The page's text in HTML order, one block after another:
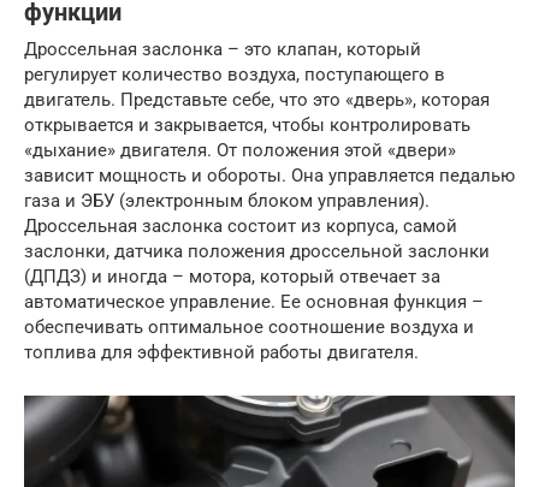
функции
Дроссельная заслонка – это клапан, который
регулирует количество воздуха, поступающего в
двигатель. Представьте себе, что это «дверь», которая
открывается и закрывается, чтобы контролировать
«дыхание» двигателя. От положения этой «двери»
зависит мощность и обороты. Она управляется педалью
газа и ЭБУ (электронным блоком управления).
Дроссельная заслонка состоит из корпуса, самой
заслонки, датчика положения дроссельной заслонки
(ДПДЗ) и иногда – мотора, который отвечает за
автоматическое управление. Ее основная функция –
обеспечивать оптимальное соотношение воздуха и
топлива для эффективной работы двигателя.